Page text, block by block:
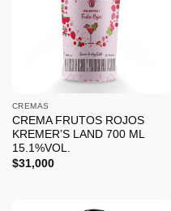
CREMAS
CREMA FRUTOS ROJOS
KREMER’S LAND 700 ML
15.1%VOL.
$31,000